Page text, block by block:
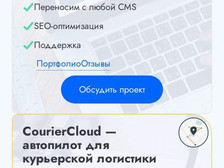
Переносим с любой CMS
SEO-оптимизация
Поддержка
ПортфолиоОтзывы
Обсудить проект
CourierCloud —
автопилот для
курьерской логистики